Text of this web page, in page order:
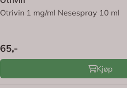
Otrivin 1 mg/ml Nesespray 10 ml
65,-
Kjøp